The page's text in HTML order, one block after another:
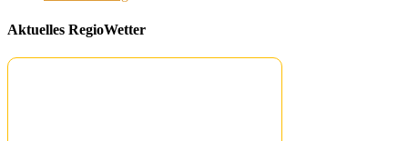
Aktuelles RegioWetter